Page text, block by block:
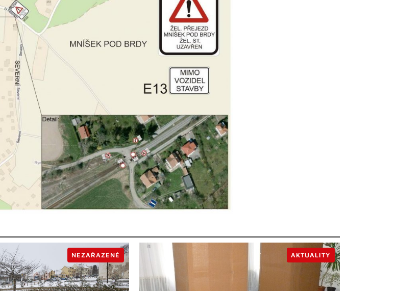
NEZAŘAZENÉ AKTUALITY